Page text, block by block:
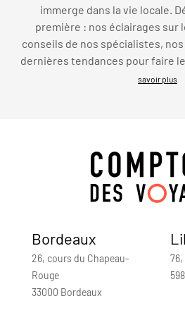
immerge dans la vie locale.
première : nos éclairages sur
conseils de nos spécialistes,
dernières tendances pour faire
savoir plus
Bordeaux
26, cours du Chapeau-
Rouge
33000 Bordeaux